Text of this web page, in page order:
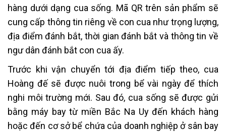
hàng dưới dạng cua sống. Mã QR trên sản phẩm sẽ
cung cấp thông tin riêng về con cua như trọng lượng,
địa điểm đánh bắt, thời gian đánh bắt và thông tin về
ngư dân đánh bắt con cua ấy.
Trước khi vận chuyển tới địa điểm tiếp theo, cua
Hoàng đế sẽ được nuôi trong bể vài ngày để thích
nghi môi trường mới. Sau đó, cua sống sẽ được gửi
bằng máy bay từ miền Bắc Na Uy đến khách hàng
hoặc đến cơ sở bể chứa của doanh nghiệp ở sân bay